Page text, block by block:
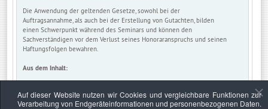
Die Anwendung der geltenden Gesetze, sowohl bei der
Auftragsannahme, als auch bei der Erstellung von Gutachten, bilden
einen Schwerpunkt während des Seminars und können den
Sachverständigen vor dem Verlust seines Honoraranspruchs und seinen
Haftungsfolgen bewahren.
Aus dem Inhalt:
Erstellung und Bearbeitung eines Gutachtens
Rechtliche Anforderungen
Privatgutachten und Gerichtsgutachten
Auf dieser Website nutzen wir Cookies und vergleichbare Funktionen zur
Verarbeitung von Endgeräteinformationen und personenbezogenen Daten.